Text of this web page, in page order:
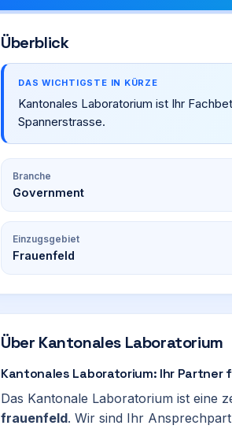
Überblick
DAS WICHTIGSTE IN KÜRZE
Kantonales Laboratorium ist Ihr
Spannerstrasse.
Branche
Government
Einzugsgebiet
Frauenfeld
Über Kantonales Laboratorium
Kantonales Laboratorium: Ihr
Das Kantonale Laboratorium ist eine
frauenfeld. Wir sind Ihr